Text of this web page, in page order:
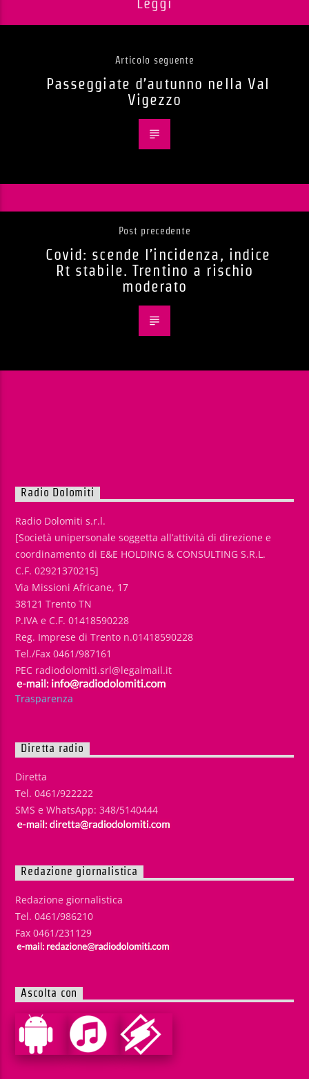
Articolo seguente
Passeggiate d’autunno nella Val
Vigezzo
Post precedente
Covid: scende l’incidenza, indice
Rt stabile. Trentino a rischio
moderato
Radio Dolomiti
Radio Dolomiti s.r.l.
[Società unipersonale soggetta all’attività di direzione e
coordinamento di E&E HOLDING & CONSULTING S.R.L.
C.F. 02921370215]
Via Missioni Africane, 17
38121 Trento TN
P.IVA e C.F. 01418590228
Reg. Imprese di Trento n.01418590228
Tel./Fax 0461/987161
PEC radiodolomiti.srl@legalmail.it
Trasparenza
Diretta radio
Diretta
Tel. 0461/922222
SMS e WhatsApp: 348/5140444
Redazione giornalistica
Redazione giornalistica
Tel. 0461/986210
Fax 0461/231129
Ascolta con